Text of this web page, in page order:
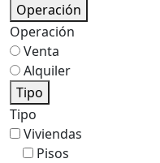
Operación
Operación
Venta
Alquiler
Tipo
Tipo
Viviendas
Pisos